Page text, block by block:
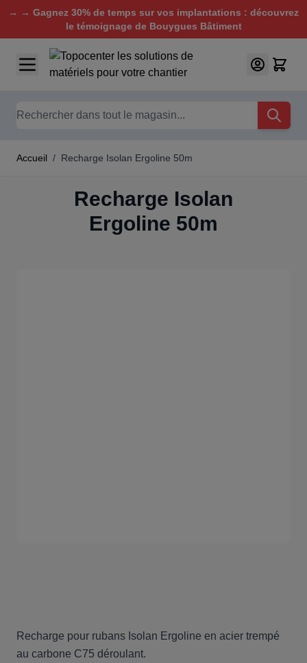
→ → Gagnez 30% de temps sur vos implantations : découvrez
le témoignage de Bouygues Bâtiment
Aller au contenu
Chercher
Accueil / Recharge Isolan Ergoline 50m
Recharge Isolan
Ergoline 50m
Recharge pour rubans Isolan Ergoline en acier trempé
au carbone C75 déroulant.